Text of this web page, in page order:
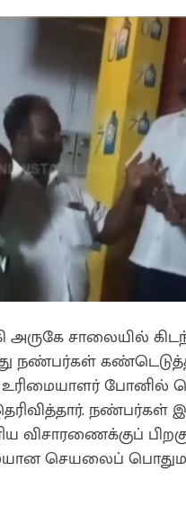
சாலையில்
நண்பர்கள்
உரிமையாளர் போனில்
நண்பர்கள்
விசாரணைக்குப்
செயலைப்